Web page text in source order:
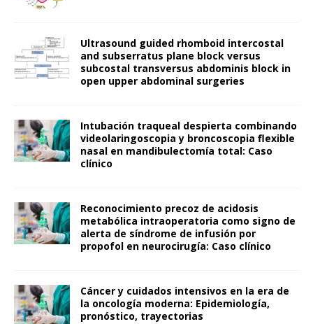
Ultrasound guided rhomboid intercostal
and subserratus plane block versus
subcostal transversus abdominis block in
open upper abdominal surgeries
Intubación traqueal despierta combinando
videolaringoscopia y broncoscopia flexible
nasal en mandibulectomía total: Caso
clínico
Reconocimiento precoz de acidosis
metabólica intraoperatoria como signo de
alerta de síndrome de infusión por
propofol en neurocirugía: Caso clínico
Cáncer y cuidados intensivos en la era de
la oncología moderna: Epidemiología,
pronóstico, trayectorias